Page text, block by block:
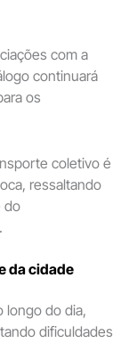
com a
continuará
os
coletivo é
ressaltando
do
da cidade
longo do dia,
dificuldades